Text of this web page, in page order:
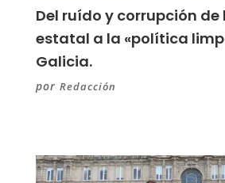
Del ruído y corrupción
estatal a la «política
Galicia.
por Redacción